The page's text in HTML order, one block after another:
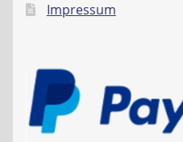
Impressum